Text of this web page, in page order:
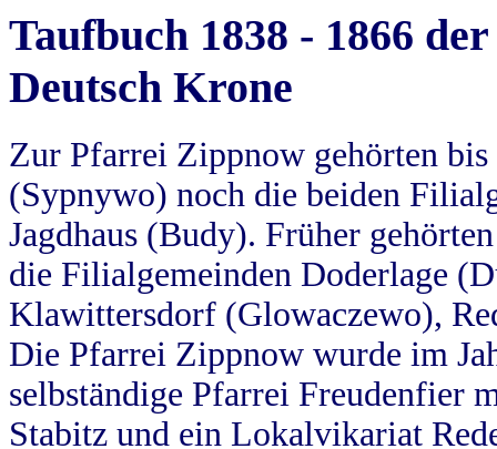
Taufbuch 1838 - 1866
Deutsch Krone
Zur Pfarrei Zippnow gehörten
(Sypnywo) noch die beiden
Jagdhaus (Budy). Früher
die Filialgemeinden Doderlage
Klawittersdorf (Glowaczewo),
Die Pfarrei Zippnow wurde im
selbständige Pfarrei Freudenfier
Stabitz und ein Lokalvikariat